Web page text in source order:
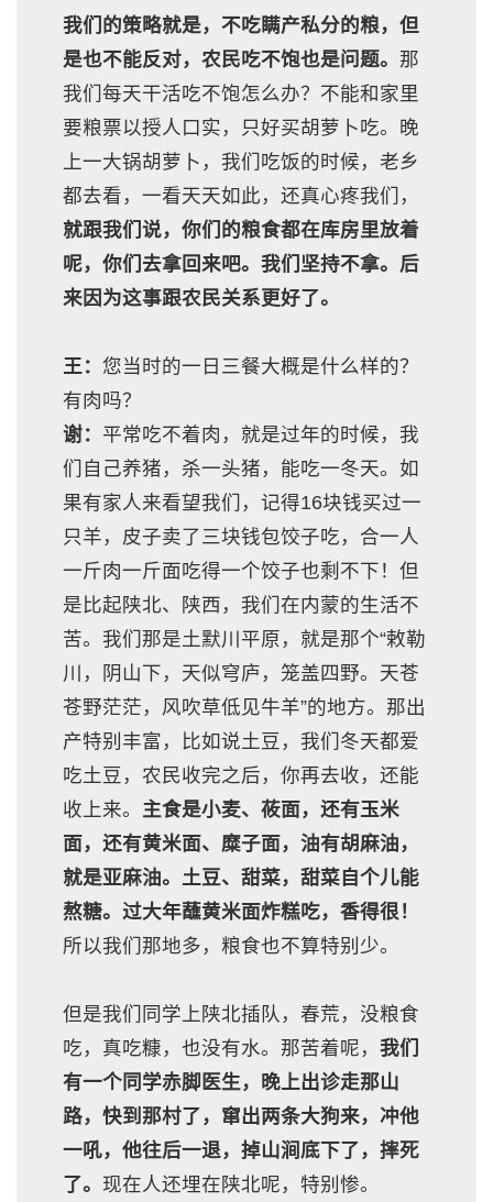
我们的策略就是，不吃瞒产私分的粮，但
是也不能反对，农民吃不饱也是问题。 那
我们每天干活吃不饱怎么办？不能和家里
要粮票以授人口实，只好买胡萝卜吃。晚
上一大锅胡萝卜，我们吃饭的时候，老乡
都去看，一看天天如此，还真心疼我们，
就跟我们说，你们的粮食都在库房里放着
呢，你们去拿回来吧。我们坚持不拿。后
来因为这事跟农民关系更好了。
王： 您当时的一日三餐大概是什么样的？
有肉吗？
谢： 平常吃不着肉，就是过年的时候，我
们自己养猪，杀一头猪，能吃一冬天。如
果有家人来看望我们，记得16块钱买过一
只羊，皮子卖了三块钱包饺子吃，合一人
一斤肉一斤面吃得一个饺子也剩不下！但
是比起陕北、陕西，我们在内蒙的生活不
苦。我们那是土默川平原，就是那个“敕勒
川，阴山下，天似穹庐，笼盖四野。天苍
苍野茫茫，风吹草低见牛羊”的地方。那出
产特别丰富，比如说土豆，我们冬天都爱
吃土豆，农民收完之后，你再去收，还能
收上来。 主食是小麦、莜面，还有玉米
面，还有黄米面、糜子面，油有胡麻油，
就是亚麻油。土豆、甜菜，甜菜自个儿能
熬糖。过大年蘸黄米面炸糕吃，香得很！
所以我们那地多，粮食也不算特别少。
但是我们同学上陕北插队，春荒，没粮食
吃，真吃糠，也没有水。那苦着呢， 我们
有一个同学赤脚医生，晚上出诊走那山
路，快到那村了，窜出两条大狗来，冲他
一吼，他往后一退，掉山涧底下了，摔死
了。 现在人还埋在陕北呢，特别惨。